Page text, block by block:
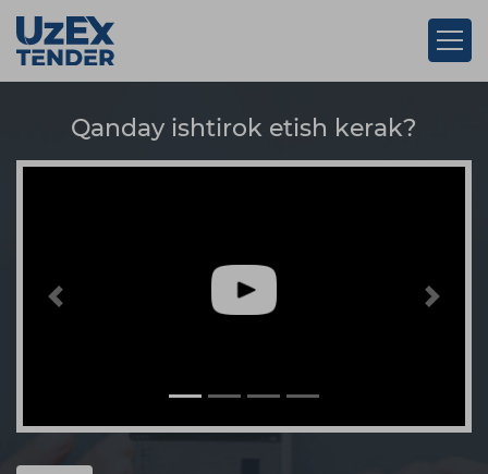
Qanday ishtirok etish kerak?
Previous Next